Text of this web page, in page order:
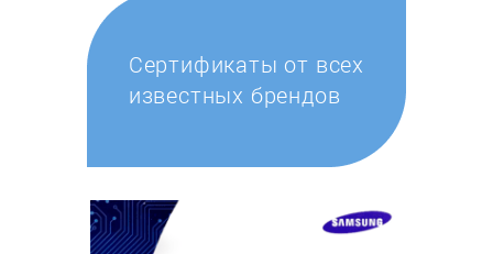
Сертификаты от всех
известных брендов